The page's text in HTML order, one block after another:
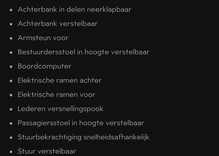
Achterbank in delen neerklapbaar
Achterbank verstelbaar
Armsteun voor
Bestuurdersstoel in hoogte verstelbaar
Boordcomputer
Elektrische ramen achter
Elektrische ramen voor
Lederen versnellingspook
Passagiersstoel in hoogte verstelbaar
Stuurbekrachtiging snelheidsafhankelijk
Stuur verstelbaar